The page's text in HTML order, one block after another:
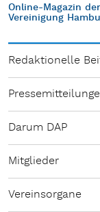
Online-Magazin
Vereinigung
Redaktionelle
Darum DAP
Mitglieder
Vereinsorgane